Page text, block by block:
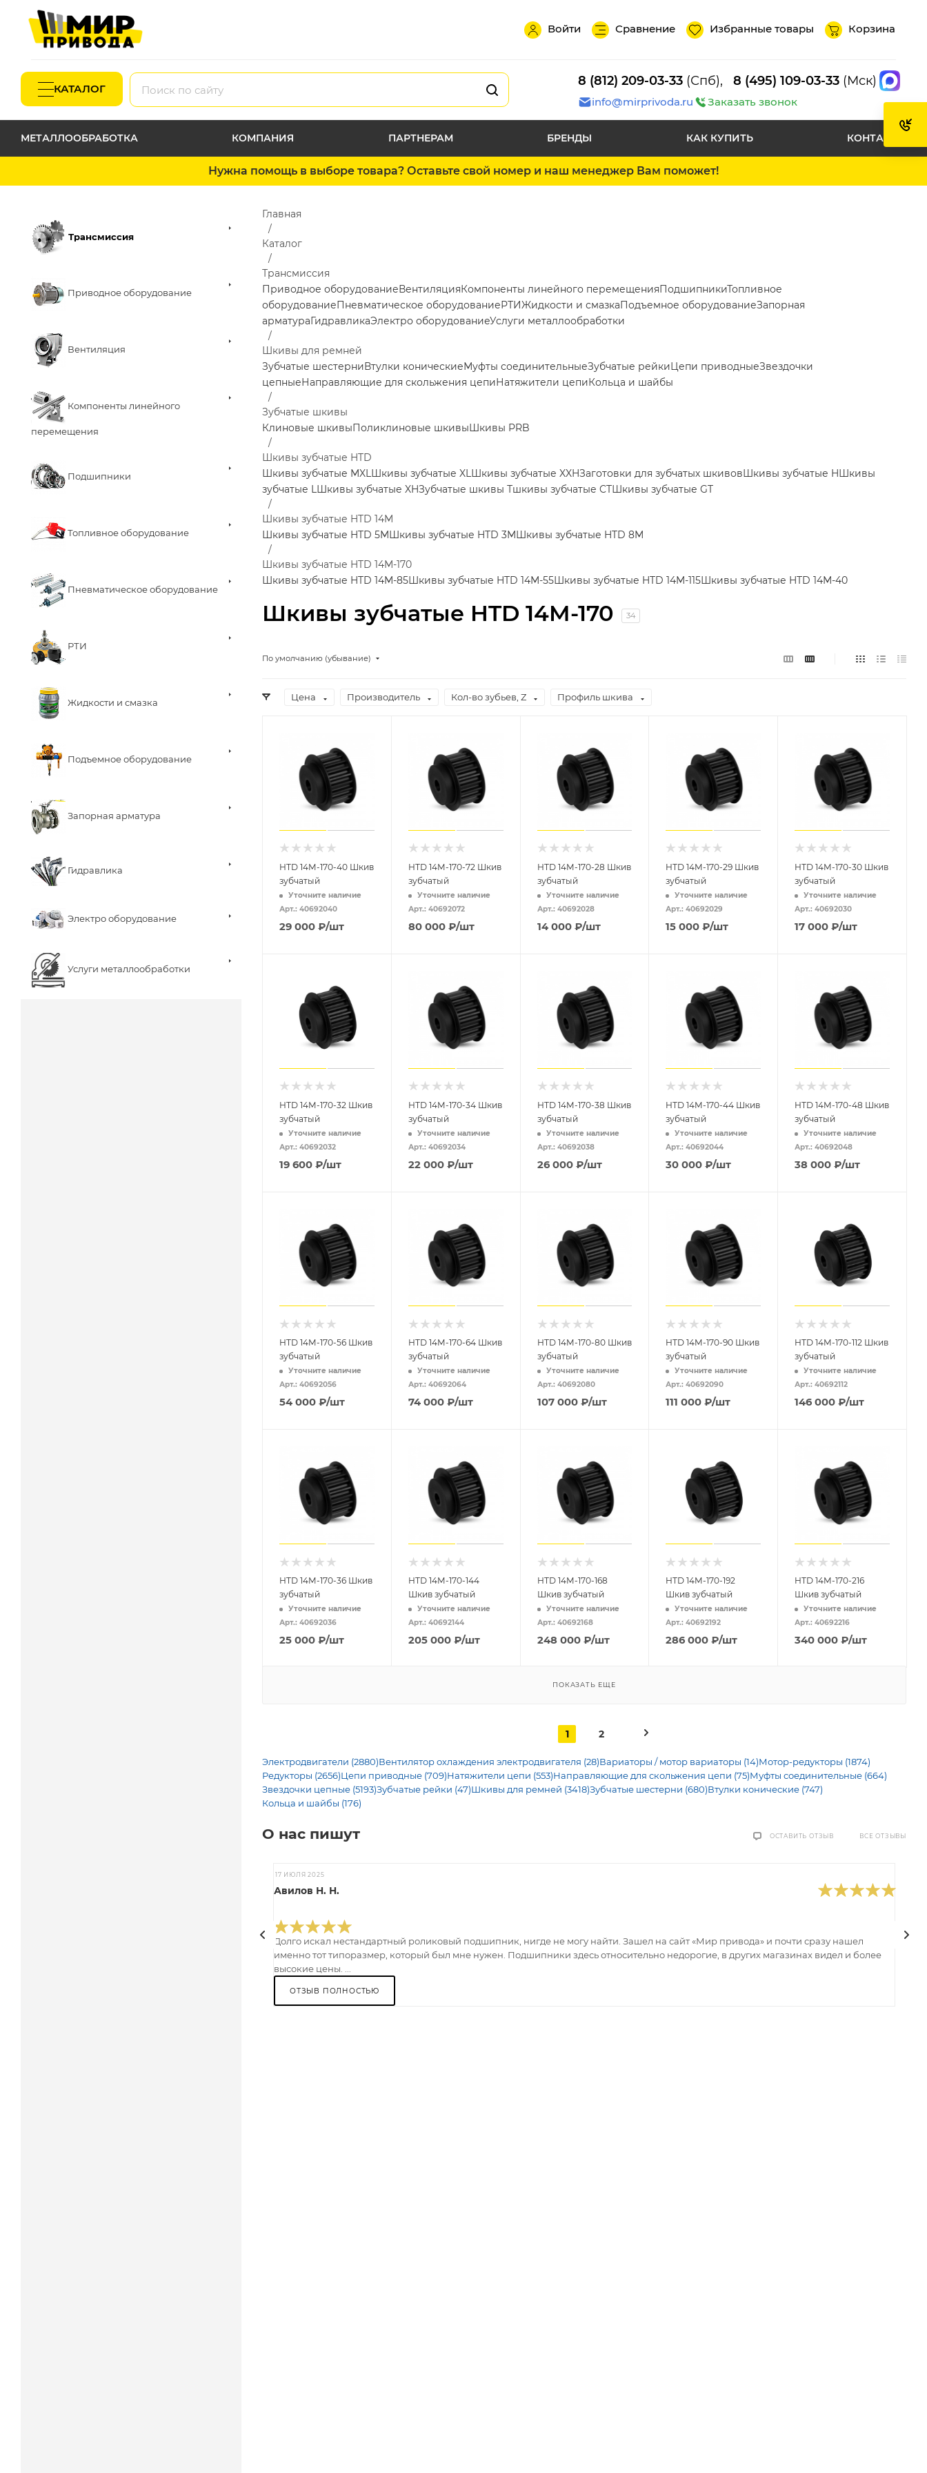
Войти Сравнение Избранные товары Корзина
КАТАЛОГ
8 (812) 209-03-33 (Спб), 8 (495) 109-03-33 (Мск)
info@mirprivoda.ru Заказать звонок
МЕТАЛЛООБРАБОТКА КОМПАНИЯ ПАРТНЕРАМ БРЕНДЫ КАК КУПИТЬ КОНТАКТЫ
Нужна помощь в выборе товара? Оставьте свой номер и наш менеджер Вам поможет!
Трансмиссия
Приводное оборудование
Вентиляция
Компоненты линейного
перемещения
Подшипники
Топливное оборудование
Пневматическое оборудование
РТИ
Жидкости и смазка
Подъемное оборудование
Запорная арматура
Гидравлика
Электро оборудование
Услуги металлообработки
Шкивы зубчатые HTD 14M-170 34
Главная
Каталог
Трансмиссия
Приводное оборудованиеВентиляцияКомпоненты линейного перемещенияПодшипникиТопливное
оборудованиеПневматическое оборудованиеРТИЖидкости и смазкаПодъемное оборудованиеЗапорная
арматураГидравликаЭлектро оборудованиеУслуги металлообработки
Шкивы для ремней
Зубчатые шестерниВтулки коническиеМуфты соединительныеЗубчатые рейкиЦепи приводныеЗвездочки
цепныеНаправляющие для скольжения цепиНатяжители цепиКольца и шайбы
Зубчатые шкивы
Клиновые шкивыПоликлиновые шкивыШкивы PRB
Шкивы зубчатые HTD
Шкивы зубчатые MXLШкивы зубчатые XLШкивы зубчатые XXHЗаготовки для зубчатых шкивовШкивы зубчатые HШкивы
зубчатые LШкивы зубчатые XHЗубчатые шкивы Тшкивы зубчатые CTШкивы зубчатые GT
Шкивы зубчатые HTD 14M
Шкивы зубчатые HTD 5MШкивы зубчатые HTD 3MШкивы зубчатые HTD 8M
Шкивы зубчатые HTD 14M-170
Шкивы зубчатые HTD 14M-85Шкивы зубчатые HTD 14M-55Шкивы зубчатые HTD 14M-115Шкивы зубчатые HTD 14M-40
По умолчанию (убывание)
Цена Производитель Кол-во зубьев, Z Профиль шкива
HTD 14M-170-40 Шкив
зубчатый
Уточните наличие
Арт.: 40692040
29 000 ₽/шт
HTD 14M-170-72 Шкив
зубчатый
Уточните наличие
Арт.: 40692072
80 000₽/шт
HTD 14M-170-28 Шкив
зубчатый
Уточните наличие
Арт.: 40692028
14 000₽/шт
HTD 14M-170-29 Шкив
зубчатый
Уточните наличие
Арт.: 40692029
15 000 ₽/шт
HTD 14M-170-30 Шкив
зубчатый
Уточните наличие
Арт.: 40692030
17 000 ₽/шт
HTD 14M-170-32 Шкив
зубчатый
Уточните наличие
Арт.: 40692032
19 600 ₽/шт
HTD 14M-170-34 Шкив
зубчатый
Уточните наличие
Арт.: 40692034
22 000₽/шт
HTD 14M-170-38 Шкив
зубчатый
Уточните наличие
Арт.: 40692038
26 000₽/шт
HTD 14M-170-44 Шкив
зубчатый
Уточните наличие
Арт.: 40692044
30 000 ₽/шт
HTD 14M-170-48 Шкив
зубчатый
Уточните наличие
Арт.: 40692048
38 000 ₽/шт
HTD 14M-170-56 Шкив
зубчатый
Уточните наличие
Арт.: 40692056
54 000 ₽/шт
HTD 14M-170-64 Шкив
зубчатый
Уточните наличие
Арт.: 40692064
74 000₽/шт
HTD 14M-170-80 Шкив
зубчатый
Уточните наличие
Арт.: 40692080
107 000₽/шт
HTD 14M-170-90 Шкив
зубчатый
Уточните наличие
Арт.: 40692090
111 000 ₽/шт
HTD 14M-170-112 Шкив
зубчатый
Уточните наличие
Арт.: 40692112
146 000 ₽/шт
HTD 14M-170-36 Шкив
зубчатый
Уточните наличие
Арт.: 40692036
25 000 ₽/шт
HTD 14M-170-144
Шкив зубчатый
Уточните наличие
Арт.: 40692144
205 000₽/шт
HTD 14M-170-168
Шкив зубчатый
Уточните наличие
Арт.: 40692168
248 000₽/шт
HTD 14M-170-192
Шкив зубчатый
Уточните наличие
Арт.: 40692192
286 000 ₽/шт
HTD 14M-170-216
Шкив зубчатый
Уточните наличие
Арт.: 40692216
340 000 ₽/шт
ПОКАЗАТЬ ЕЩЕ
1 2
Электродвигатели (2880)Вентилятор охлаждения электродвигателя (28)Вариаторы / мотор вариаторы (14)Мотор-редукторы (1874)
Редукторы (2656)Цепи приводные (709)Натяжители цепи (553)Направляющие для скольжения цепи (75)Муфты соединительные (664)
Звездочки цепные (5193)Зубчатые рейки (47)Шкивы для ремней (3418)Зубчатые шестерни (680)Втулки конические (747)
Кольца и шайбы (176)
О нас пишут ВСЕ ОТЗЫВЫ
ОСТАВИТЬ ОТЗЫВ
17 ИЮЛЯ 2025
Авилов Н. Н.
Долго искал нестандартный роликовый подшипник, нигде не могу найти. Зашел на сайт «Мир привода» и почти сразу нашел
именно тот типоразмер, который был мне нужен. Подшипники здесь относительно недорогие, в других магазинах видел и более
высокие цены. ...
ОТЗЫВ ПОЛНОСТЬЮ